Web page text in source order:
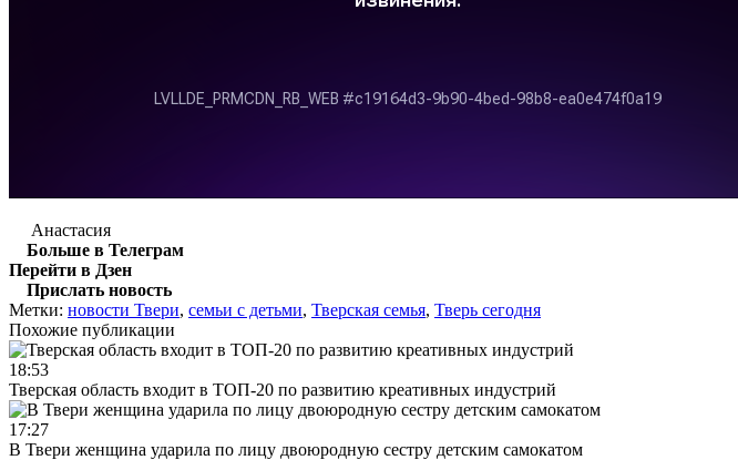
Анастасия
Больше в Телеграм
Перейти в Дзен
Прислать новость
Метки: новости Твери, семьи с детьми, Тверская семья, Тверь сегодня
Похожие публикации
18:53
Тверская область входит в ТОП-20 по развитию креативных индустрий
17:27
В Твери женщина ударила по лицу двоюродную сестру детским самокатом